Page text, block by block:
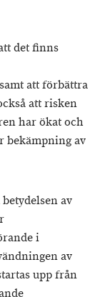
det finns
att förbättra
att risken
har ökat och
bekämpning av
av
i
av
upp från